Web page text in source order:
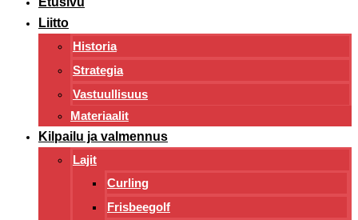
Liitto
Historia
Strategia
Vastuullisuus
Materiaalit
Kilpailu ja valmennus
Lajit
Curling
Frisbeegolf